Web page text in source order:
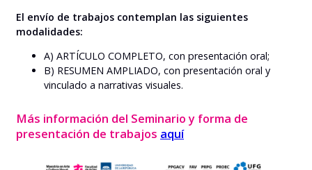
El envío de trabajos contemplan las siguientes
modalidades:
A) ARTÍCULO COMPLETO, con presentación oral;
B) RESUMEN AMPLIADO, con presentación oral y
vinculado a narrativas visuales.
Más información del Seminario y forma de
presentación de trabajos aquí